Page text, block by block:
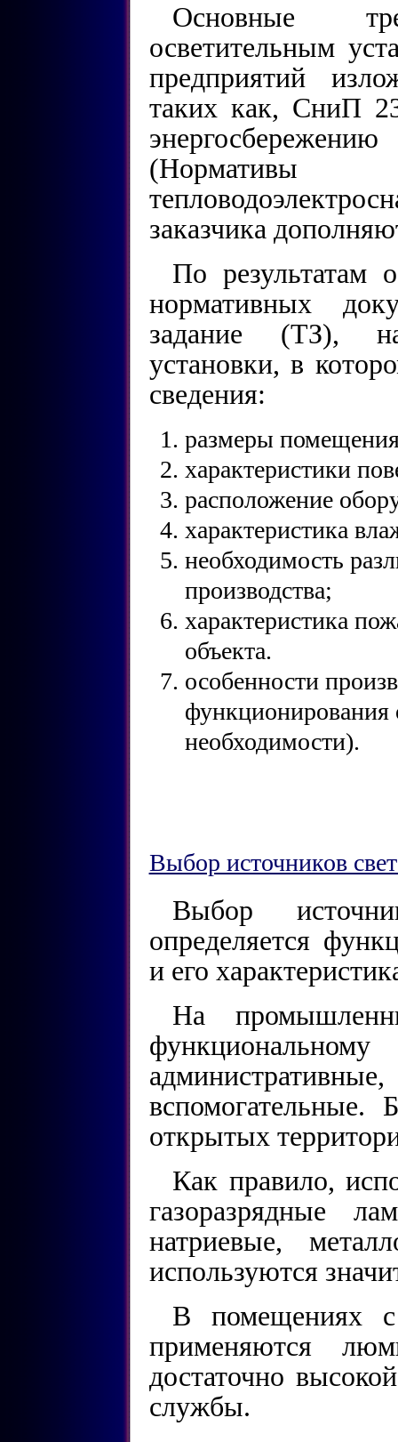
Основные
осветительным
предприятий
таких как, СниП
заказчика
По результатам
нормативных
задание (ТЗ), на
установки, в
сведения:
размеры
характеристики
расположение
характеристика
необходимость
производства;
характеристика
объекта.
особенности
функционирования
необходимости).
Выбор источников
Выбор
определяется
и его
На
вспомогательные.
открытых
Как правило,
газоразрядные
натриевые,
используются
В помещениях
применяются
достаточно
службы.